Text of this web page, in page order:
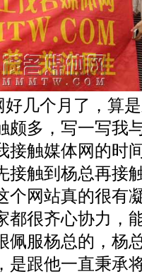
几个月了，算是
颇多，写一写我
接触媒体网的时
接触到杨总再接
个网站真的很有
都很齐心协力，
佩服杨总的，杨
是跟他一直秉承